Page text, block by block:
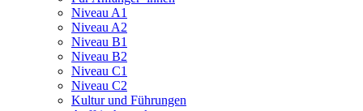
Niveau A1
Niveau A2
Niveau B1
Niveau B2
Niveau C1
Niveau C2
Kultur und Führungen